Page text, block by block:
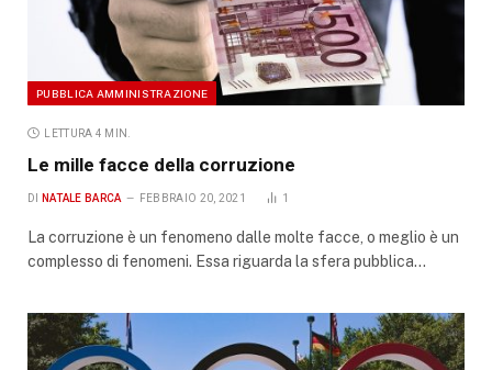
PUBBLICA AMMINISTRAZIONE
LETTURA 4 MIN.
Le mille facce della corruzione
DI NATALE BARCA FEBBRAIO 20, 2021 1
La corruzione è un fenomeno dalle molte facce, o meglio è un
complesso di fenomeni. Essa riguarda la sfera pubblica…